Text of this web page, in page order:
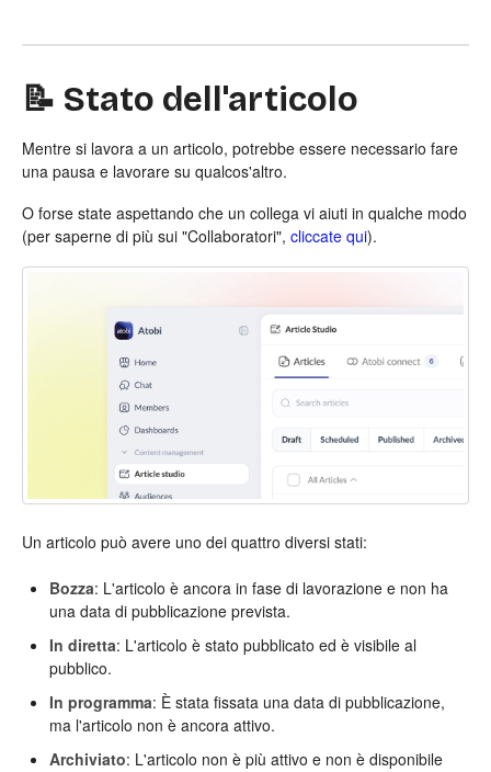
📝 Stato dell'articolo
Mentre si lavora a un articolo, potrebbe essere necessario fare
una pausa e lavorare su qualcos'altro.
O forse state aspettando che un collega vi aiuti in qualche modo
(per saperne di più sui "Collaboratori", cliccate qui).
Un articolo può avere uno dei quattro diversi stati:
Bozza: L'articolo è ancora in fase di lavorazione e non ha
una data di pubblicazione prevista.
In diretta: L'articolo è stato pubblicato ed è visibile al
pubblico.
In programma: È stata fissata una data di pubblicazione,
ma l'articolo non è ancora attivo.
Archiviato: L'articolo non è più attivo e non è disponibile